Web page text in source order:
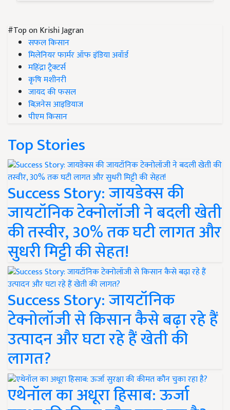
#Top on Krishi Jagran
सफल किसान
मिलेनियर फार्मर ऑफ इंडिया अवॉर्ड
महिंद्रा ट्रैक्टर्स
कृषि मशीनरी
जायद की फसल
बिज़नेस आइडियाज
पीएम किसान
Top Stories
Success Story: जायडेक्स की
जायटॉनिक टेक्नोलॉजी ने बदली खेती
की तस्वीर, 30% तक घटी लागत और
सुधरी मिट्टी की सेहत!
Success Story: जायटॉनिक
टेक्नोलॉजी से किसान कैसे बढ़ा रहे हैं
उत्पादन और घटा रहे हैं खेती की
लागत?
एथेनॉल का अधूरा हिसाब: ऊर्जा